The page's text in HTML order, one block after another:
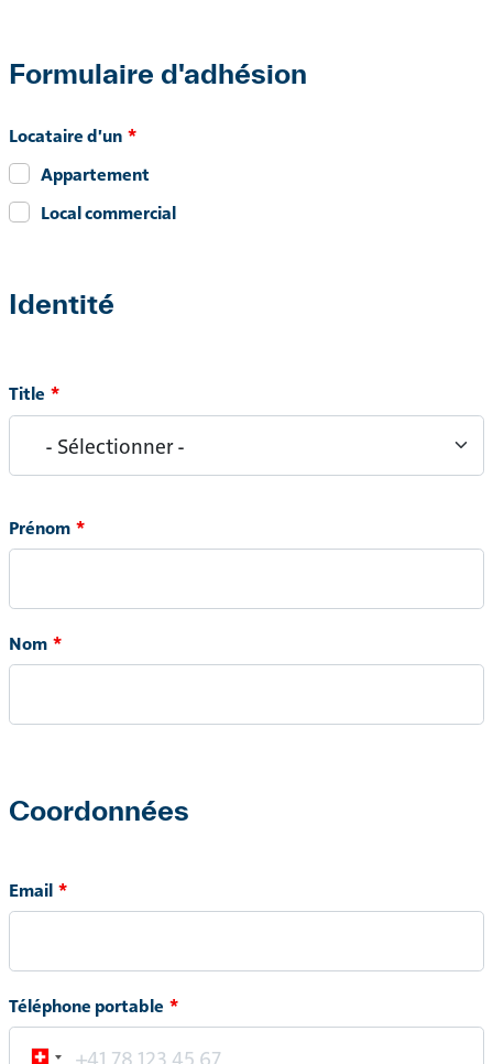
Contenu
Formulaire d'adhésion
Référence
Locataire d'un
Appartement
Local commercial
Identité
Identité
Title
Prénom
Nom
Coordonnées
Email
Téléphone portable